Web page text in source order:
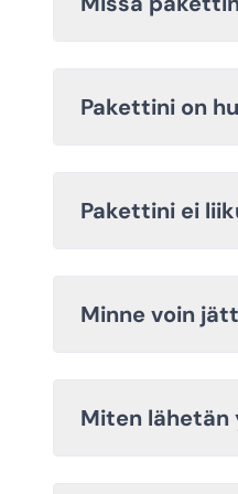
Pakettini on
Pakettini ei
Minne voin
Miten